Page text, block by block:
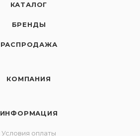
КАТАЛОГ
БРЕНДЫ
РАСПРОДАЖА
КОМПАНИЯ
ИНФОРМАЦИЯ
Условия оплаты